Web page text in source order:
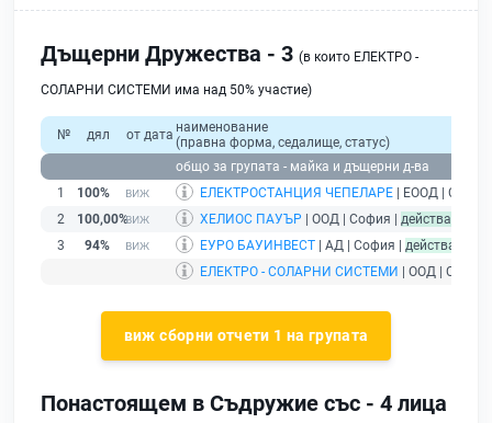
Дъщерни Дружества - 3 (в които ЕЛЕКТРО -
СОЛАРНИ СИСТЕМИ има над 50% участие)
№ дял от дата наименование
(правна форма, седалище, статус)
общо за групата - майка и дъщерни д-ва
1
100% ЕЛЕКТРОСТАНЦИЯ ЧЕПЕЛАРЕ | ЕООД |
2
100,00% ХЕЛИОС ПАУЪР | ООД | София | действащ
3
94% ЕУРО БАУИНВЕСТ | АД | София | действащ
ЕЛЕКТРО - СОЛАРНИ СИСТЕМИ
| ООД | София
виж сборни отчети 1 на групата
Понастоящем в Съдружие със - 4 лица